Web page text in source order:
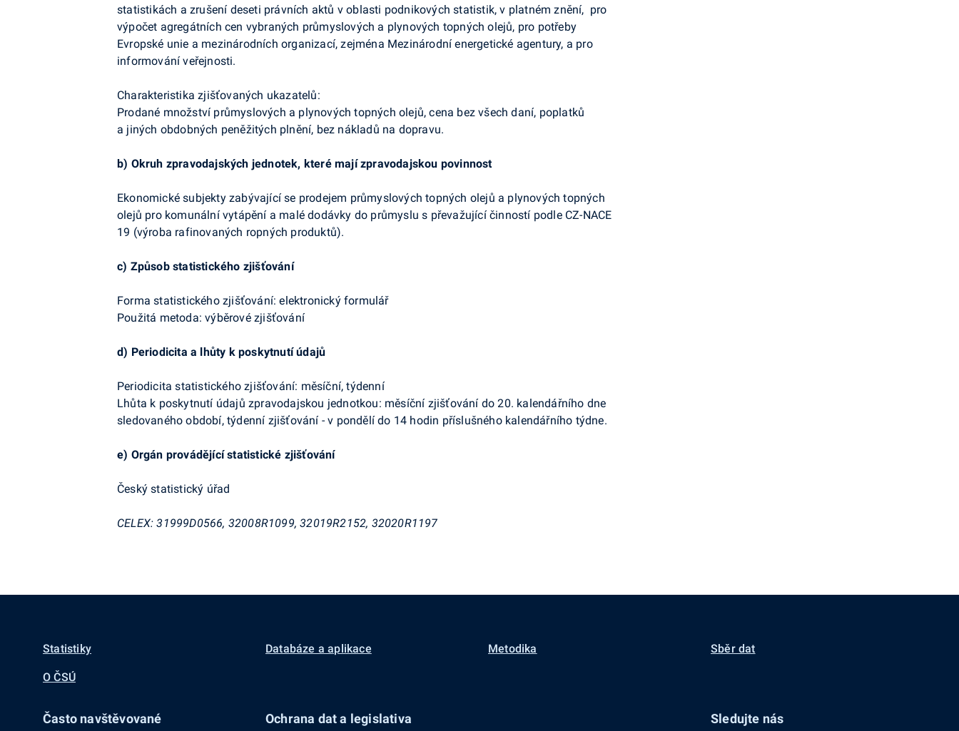
statistikách a zrušení deseti právních aktů v oblasti podnikových statistik, v platném znění, pro
výpočet agregátních cen vybraných průmyslových a plynových topných olejů, pro potřeby
Evropské unie a mezinárodních organizací, zejména Mezinárodní energetické agentury, a pro
informování veřejnosti.
Charakteristika zjišťovaných ukazatelů:
Prodané množství průmyslových a plynových topných olejů, cena bez všech daní, poplatků
a jiných obdobných peněžitých plnění, bez nákladů na dopravu.
b) Okruh zpravodajských jednotek, které mají zpravodajskou povinnost
Ekonomické subjekty zabývající se prodejem průmyslových topných olejů a plynových topných
olejů pro komunální vytápění a malé dodávky do průmyslu s převažující činností podle CZ-NACE
19 (výroba rafinovaných ropných produktů).
c) Způsob statistického zjišťování
Forma statistického zjišťování: elektronický formulář
Použitá metoda: výběrové zjišťování
d) Periodicita a lhůty k poskytnutí údajů
Periodicita statistického zjišťování: měsíční, týdenní
Lhůta k poskytnutí údajů zpravodajskou jednotkou: měsíční zjišťování do 20. kalendářního dne
sledovaného období, týdenní zjišťování - v pondělí do 14 hodin příslušného kalendářního týdne.
e) Orgán provádějící statistické zjišťování
Český statistický úřad
CELEX: 31999D0566, 32008R1099, 32019R2152, 32020R1197
Statistiky Databáze a aplikace Metodika Sběr dat
O ČSÚ
Často navštěvované Ochrana dat a legislativa Sledujte nás